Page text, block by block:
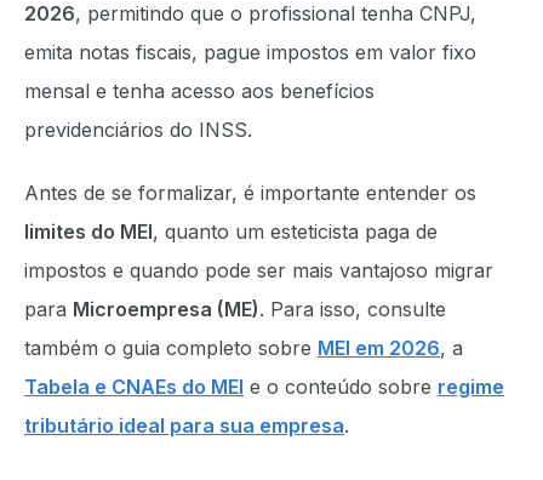
2026, permitindo que o profissional tenha CNPJ,
emita notas fiscais, pague impostos em valor fixo
mensal e tenha acesso aos benefícios
previdenciários do INSS.
Antes de se formalizar, é importante entender os
limites do MEI, quanto um esteticista paga de
impostos e quando pode ser mais vantajoso migrar
para Microempresa (ME). Para isso, consulte
também o guia completo sobre MEI em 2026, a
Tabela e CNAEs do MEI e o conteúdo sobre regime
tributário ideal para sua empresa.